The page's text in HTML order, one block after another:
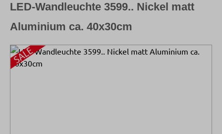
Bildergalerie überspringen
LED-Wandleuchte 3599.. Nickel matt
Aluminium ca. 40x30cm